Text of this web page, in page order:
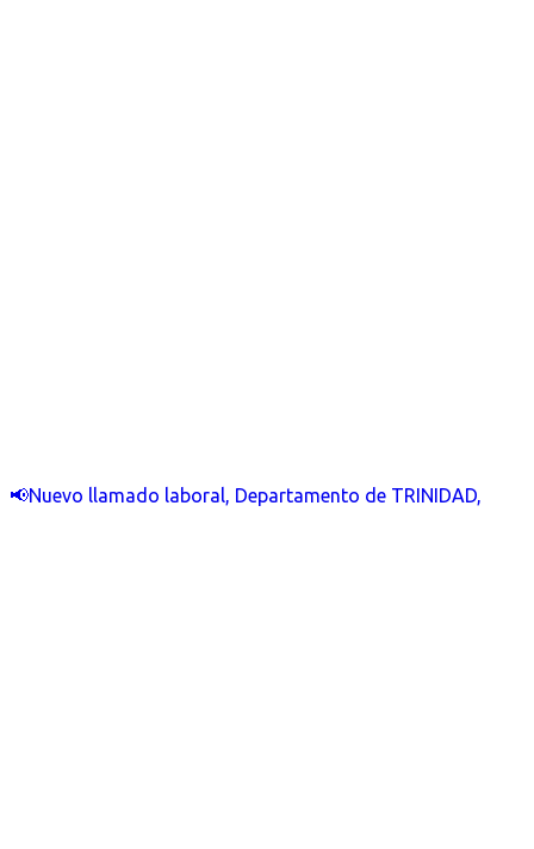
📢Nuevo llamado laboral, Departamento de TRINIDAD,